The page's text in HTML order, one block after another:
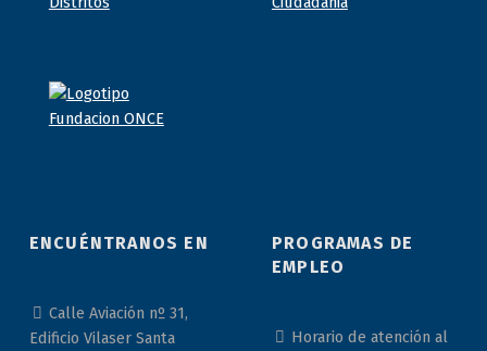
ENCUÉNTRANOS EN
Calle Aviación nº 31,
Edificio Vilaser Santa
PROGRAMAS DE
EMPLEO
Horario de atención al